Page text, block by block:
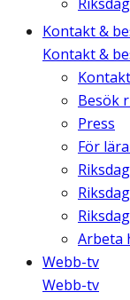
Kontakt &
Kontakt &
Kontakt
Besök
Press
För
Arbeta
Webb-tv
Webb-tv